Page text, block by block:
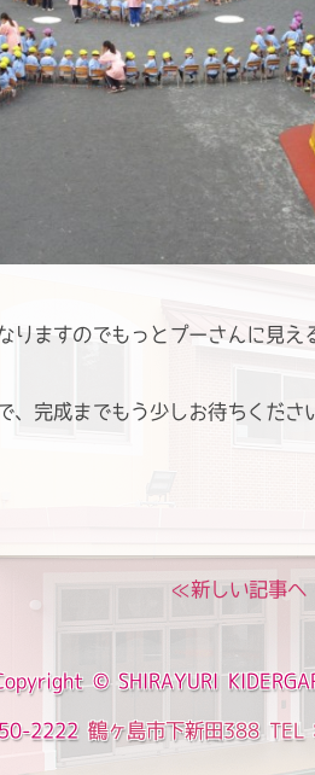
りますのでもっとプーさんに見え
、完成までもう少しお待ちくださ
≪新しい記事へ
© SHIRAYURI
2222 鶴ヶ島市下新田388 TEL